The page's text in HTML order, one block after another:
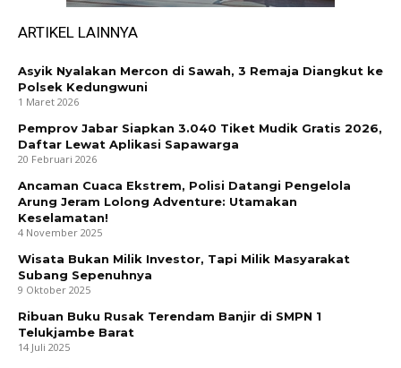
ARTIKEL LAINNYA
Asyik Nyalakan Mercon di Sawah, 3 Remaja Diangkut ke
Polsek Kedungwuni
1 Maret 2026
Pemprov Jabar Siapkan 3.040 Tiket Mudik Gratis 2026,
Daftar Lewat Aplikasi Sapawarga
20 Februari 2026
Ancaman Cuaca Ekstrem, Polisi Datangi Pengelola
Arung Jeram Lolong Adventure: Utamakan
Keselamatan!
4 November 2025
Wisata Bukan Milik Investor, Tapi Milik Masyarakat
Subang Sepenuhnya
9 Oktober 2025
Ribuan Buku Rusak Terendam Banjir di SMPN 1
Telukjambe Barat
14 Juli 2025